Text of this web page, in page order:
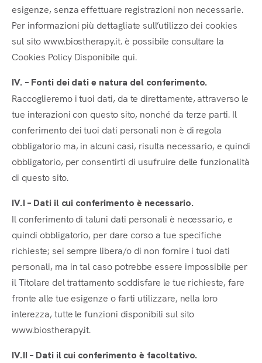
esigenze, senza effettuare registrazioni non necessarie.
Per informazioni più dettagliate sull’utilizzo dei cookies
sul sito www.biostherapy.it. è possibile consultare la
Cookies Policy Disponibile qui.
IV. – Fonti dei dati e natura del conferimento.
Raccoglieremo i tuoi dati, da te direttamente, attraverso le
tue interazioni con questo sito, nonché da terze parti. Il
conferimento dei tuoi dati personali non è di regola
obbligatorio ma, in alcuni casi, risulta necessario, e quindi
obbligatorio, per consentirti di usufruire delle funzionalità
di questo sito.
IV.I – Dati il cui conferimento è necessario.
Il conferimento di taluni dati personali è necessario, e
quindi obbligatorio, per dare corso a tue specifiche
richieste; sei sempre libera/o di non fornire i tuoi dati
personali, ma in tal caso potrebbe essere impossibile per
il Titolare del trattamento soddisfare le tue richieste, fare
fronte alle tue esigenze o farti utilizzare, nella loro
interezza, tutte le funzioni disponibili sul sito
www.biostherapy.it.
IV.II – Dati il cui conferimento è facoltativo.